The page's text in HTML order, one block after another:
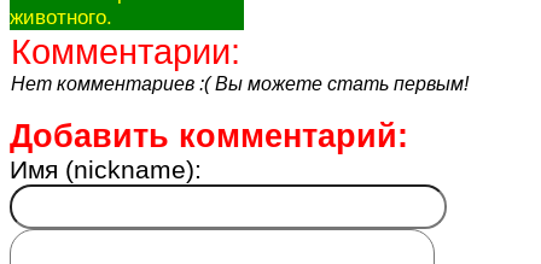
животного.
Комментарии:
Нет комментариев :( Вы можете стать первым!
Добавить комментарий:
Имя (nickname):